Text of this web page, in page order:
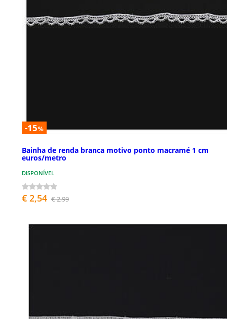
-15%
Bainha de renda branca motivo ponto macramé 1 cm
euros/metro
DISPONÍVEL
€ 2,54 € 2,99